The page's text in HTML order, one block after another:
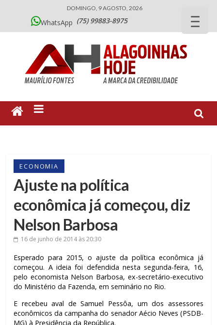
DOMINGO, 9 AGOSTO, 2026
WhatsApp (75) 99883-8975
ECONOMIA
Ajuste na política
econômica já começou, diz
Nelson Barbosa
16 de junho de 2014às 20:30
Esperado para 2015, o ajuste da política econômica já
começou. A ideia foi defendida nesta segunda-feira, 16,
pelo economista Nelson Barbosa, ex-secretário-executivo
do Ministério da Fazenda, em seminário no Rio.
E recebeu aval de Samuel Pessôa, um dos assessores
econômicos da campanha do senador Aécio Neves (PSDB-
MG) à Presidência da República.